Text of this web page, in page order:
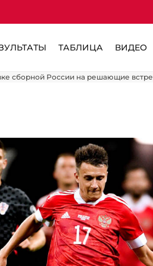
ТАБЛИЦА ВИДЕО
сборной России на решающие